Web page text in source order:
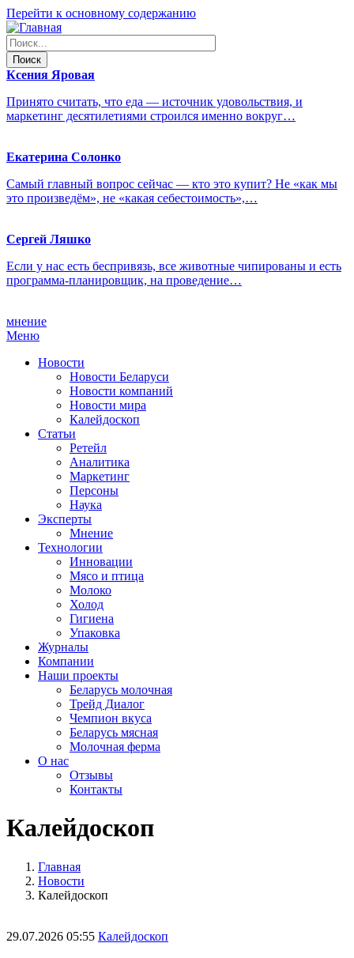
Перейти к основному содержанию
Ксения Яровая
Принято считать, что еда — источник удовольствия, и
маркетинг десятилетиями строился именно вокруг…
Екатерина Солонко
Самый главный вопрос сейчас — кто это купит? Не «как мы
это произведём», не «какая себестоимость»,…
Сергей Ляшко
Если у нас есть беспривязь, все животные чипированы и есть
программа-планировщик, на проведение…
мнение
Меню
Новости
Новости Беларуси
Новости компаний
Новости мира
Калейдоскоп
Статьи
Ретейл
Аналитика
Маркетинг
Персоны
Наука
Эксперты
Мнение
Технологии
Инновации
Мясо и птица
Молоко
Холод
Гигиена
Упаковка
Журналы
Компании
Наши проекты
Беларусь молочная
Трейд Диалог
Чемпион вкуса
Беларусь мясная
Молочная ферма
О нас
Отзывы
Контакты
Калейдоскоп
Главная
Новости
Калейдоскоп
29.07.2026 05:55 Калейдоскоп